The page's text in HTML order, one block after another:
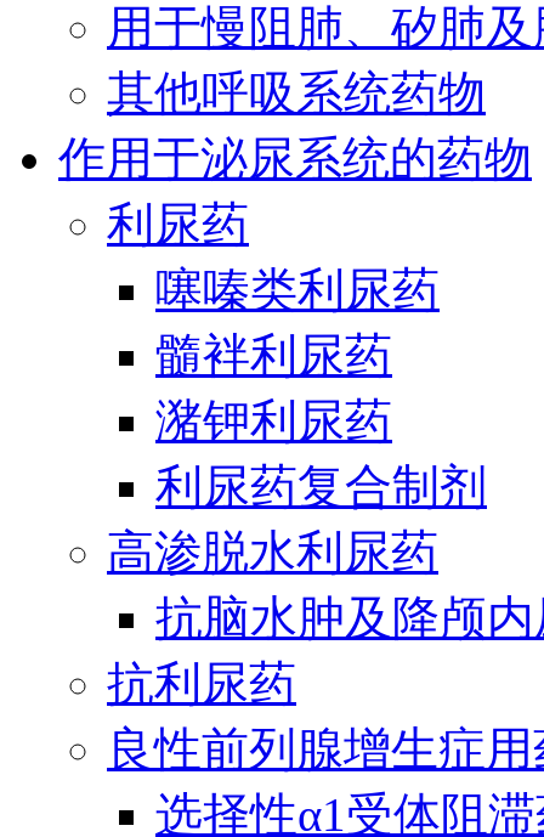
用于慢阻肺、矽肺
其他呼吸系统药物
作用于泌尿系统的药物
利尿药
噻嗪类利尿药
髓袢利尿药
潴钾利尿药
利尿药复合制剂
高渗脱水利尿药
抗脑水肿及降颅
抗利尿药
良性前列腺增生症
选择性α1受体阻